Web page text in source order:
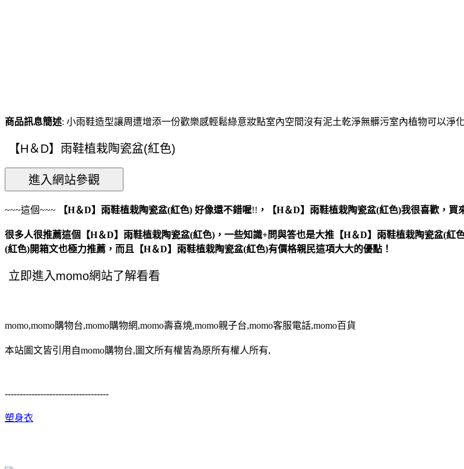
商品訊息簡述: 小雨鞋造型讓周遭增添一份歡樂感輕鬆綠意妝點室內空間沒有泥土乾淨無髒污室內植物可以淨
~~~這個~~~ 【H＆D】雨鞋植栽陶瓷盆(紅色) 好像還不錯喔!! ， 【H＆D】雨鞋植栽陶瓷盆(紅色)我很喜歡，
很多人很推薦這個【H＆D】雨鞋植栽陶瓷盆(紅色)，一些知識+問與答也是大推【H＆D】雨鞋植栽陶瓷盆(
(紅色)開箱文也極力推薦，而且【H＆D】雨鞋植栽陶瓷盆(紅色)有價格親民這項大大的優點！
momo,momo購物台,momo購物網,momo壽喜燒,momo親子台,momo客服電話,momo百貨
本站圖文皆引用自momo購物台,圖文所有權皆為原所有權人所有,
-----------------------------------
塑身衣